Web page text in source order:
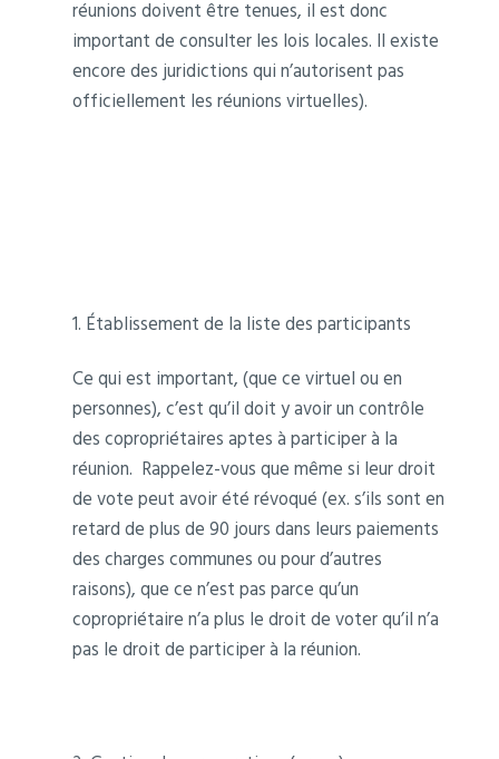
réunions doivent être tenues, il est donc
important de consulter les lois locales. Il existe
encore des juridictions qui n’autorisent pas
officiellement les réunions virtuelles).
1. Établissement de la liste des participants
Ce qui est important, (que ce virtuel ou en
personnes), c’est qu’il doit y avoir un contrôle
des copropriétaires aptes à participer à la
réunion. Rappelez-vous que même si leur droit
de vote peut avoir été révoqué (ex. s’ils sont en
retard de plus de 90 jours dans leurs paiements
des charges communes ou pour d’autres
raisons), que ce n’est pas parce qu’un
copropriétaire n’a plus le droit de voter qu’il n’a
pas le droit de participer à la réunion.